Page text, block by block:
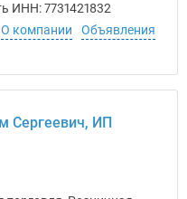
ИНН: 7731421832
О компании
Объявления
Сергеевич, ИП